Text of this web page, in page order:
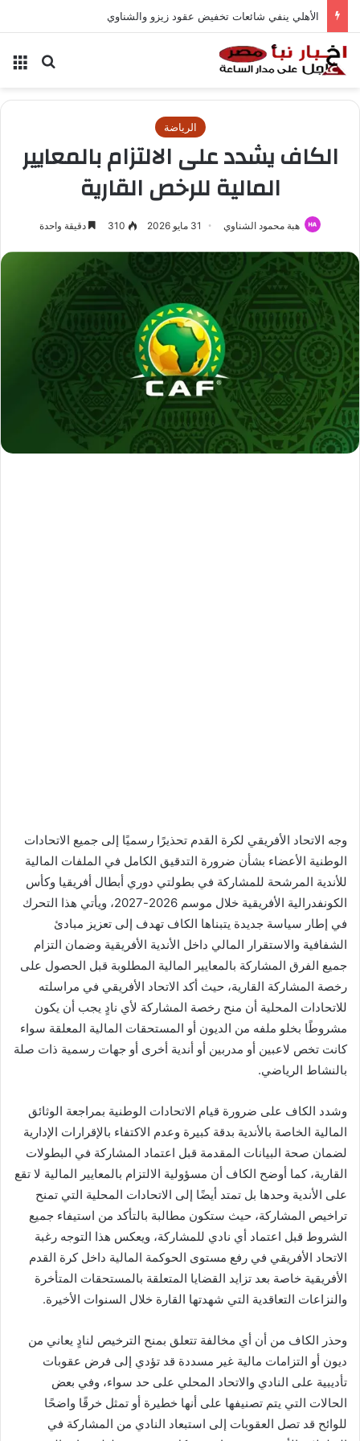
الأهلي ينفي شائعات تخفيض عقود زيزو والشناوي
بحث
الرياضة
الكاف يشدد على الالتزام بالمعايير
المالية للرخص القارية
هبة محمود الشناوي 31 مايو 2026 310 دقيقة واحدة
وجه الاتحاد الأفريقي لكرة القدم تحذيرًا رسميًا إلى جميع الاتحادات
الوطنية الأعضاء بشأن ضرورة التدقيق الكامل في الملفات المالية
للأندية المرشحة للمشاركة في بطولتي دوري أبطال أفريقيا وكأس
الكونفدرالية الأفريقية خلال موسم 2026-2027، ويأتي هذا التحرك
في إطار سياسة جديدة يتبناها الكاف تهدف إلى تعزيز مبادئ
الشفافية والاستقرار المالي داخل الأندية الأفريقية وضمان التزام
جميع الفرق المشاركة بالمعايير المالية المطلوبة قبل الحصول على
رخصة المشاركة القارية، حيث أكد الاتحاد الأفريقي في مراسلته
للاتحادات المحلية أن منح رخصة المشاركة لأي نادٍ يجب أن يكون
مشروطًا بخلو ملفه من الديون أو المستحقات المالية المعلقة سواء
كانت تخص لاعبين أو مدربين أو أندية أخرى أو جهات رسمية ذات صلة
بالنشاط الرياضي.
وشدد الكاف على ضرورة قيام الاتحادات الوطنية بمراجعة الوثائق
المالية الخاصة بالأندية بدقة كبيرة وعدم الاكتفاء بالإقرارات الإدارية
لضمان صحة البيانات المقدمة قبل اعتماد المشاركة في البطولات
القارية، كما أوضح الكاف أن مسؤولية الالتزام بالمعايير المالية لا تقع
على الأندية وحدها بل تمتد أيضًا إلى الاتحادات المحلية التي تمنح
تراخيص المشاركة، حيث ستكون مطالبة بالتأكد من استيفاء جميع
الشروط قبل اعتماد أي نادي للمشاركة، ويعكس هذا التوجه رغبة
الاتحاد الأفريقي في رفع مستوى الحوكمة المالية داخل كرة القدم
الأفريقية خاصة بعد تزايد القضايا المتعلقة بالمستحقات المتأخرة
والنزاعات التعاقدية التي شهدتها القارة خلال السنوات الأخيرة.
وحذر الكاف من أن أي مخالفة تتعلق بمنح الترخيص لنادٍ يعاني من
ديون أو التزامات مالية غير مسددة قد تؤدي إلى فرض عقوبات
تأديبية على النادي والاتحاد المحلي على حد سواء، وفي بعض
الحالات التي يتم تصنيفها على أنها خطيرة أو تمثل خرقًا واضحًا
للوائح قد تصل العقوبات إلى استبعاد النادي من المشاركة في